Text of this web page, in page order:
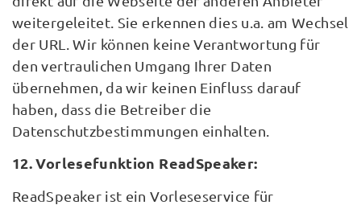
weitergeleitet. Sie erkennen dies u.a. am Wechsel
der URL. Wir können keine Verantwortung für
den vertraulichen Umgang Ihrer Daten
übernehmen, da wir keinen Einfluss darauf
haben, dass die Betreiber die
Datenschutzbestimmungen einhalten.
12. Vorlesefunktion ReadSpeaker:
ReadSpeaker ist ein Vorleseservice für